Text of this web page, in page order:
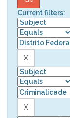
Current filters: